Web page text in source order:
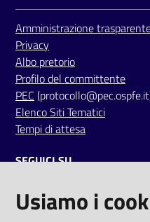
Amministrazione
Privacy
Albo pretorio
Profilo del committente
PEC
Elenco Siti Tematici
Tempi di attesa
SEGUICI SU
twitterfacebookyoutube
Usiamo i